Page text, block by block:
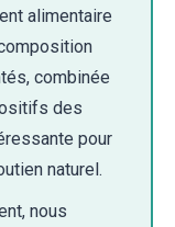
alimentaire
combinée
des
pour
naturel.
nous